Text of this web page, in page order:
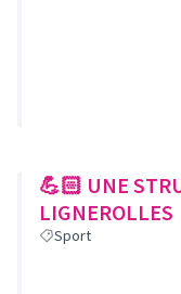
💪🏻 UNE
LIGNEROLLES
Sport